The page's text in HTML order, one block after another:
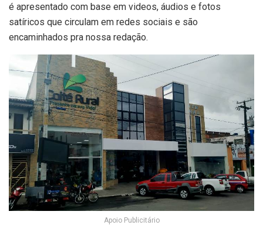
é apresentado com base em videos, áudios e fotos
satíricos que circulam em redes sociais e são
encaminhados pra nossa redação.
Apoio Publicitário